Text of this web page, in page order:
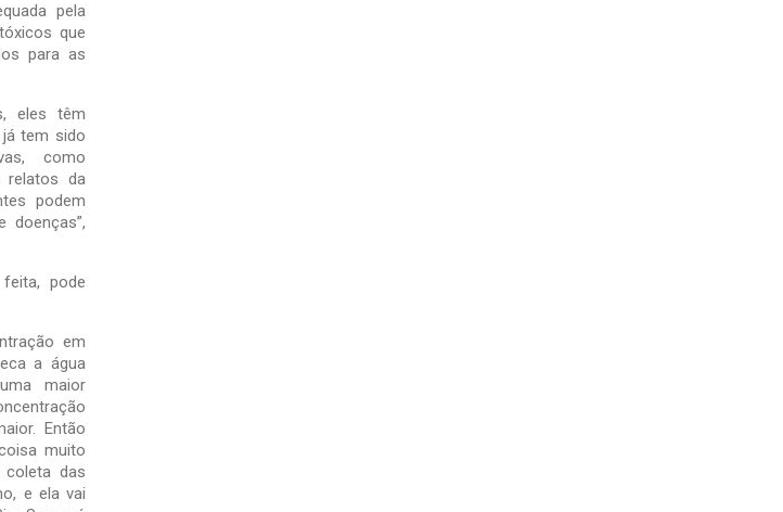
pela
que
para as
eles têm
tem sido
como
relatos da
podem
doenças”,
pode
em
a água
maior
Então
muito
das
e ela vai